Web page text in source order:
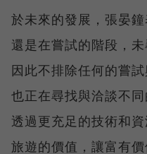
於未來的發展，張晏
還是在嘗試的階段，
因此不排除任何的嘗
也正在尋找與洽談不
透過更充足的技術和
旅遊的價值，讓富有